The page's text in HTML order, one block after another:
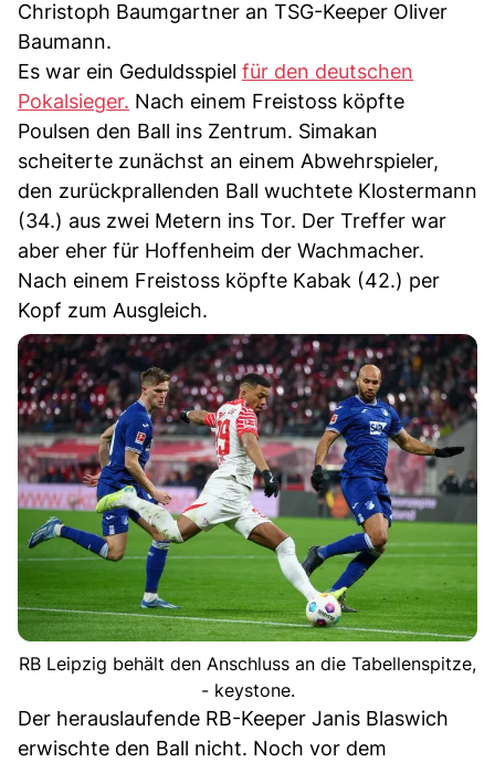
Christoph Baumgartner an TSG-Keeper Oliver
Baumann.
Es war ein Geduldsspiel für den deutschen
Pokalsieger. Nach einem Freistoss köpfte
Poulsen den Ball ins Zentrum. Simakan
scheiterte zunächst an einem Abwehrspieler,
den zurückprallenden Ball wuchtete Klostermann
(34.) aus zwei Metern ins Tor. Der Treffer war
aber eher für Hoffenheim der Wachmacher.
Nach einem Freistoss köpfte Kabak (42.) per
Kopf zum Ausgleich.
RB Leipzig behält den Anschluss an die Tabellenspitze,
- keystone.
Der herauslaufende RB-Keeper Janis Blaswich
erwischte den Ball nicht. Noch vor dem